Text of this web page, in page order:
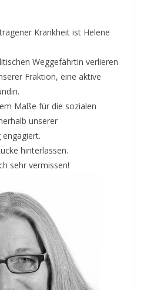
Krankheit ist Helene
Weggefährtin verlieren
Fraktion, eine aktive
Maße für die sozialen
unserer
hinterlassen.
sehr vermissen!